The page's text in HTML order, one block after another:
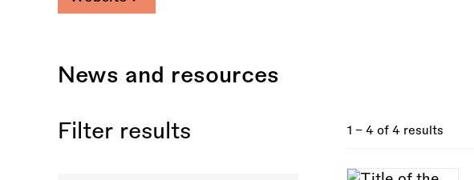
News and resources
Filter results 1 - 4 of 4 results